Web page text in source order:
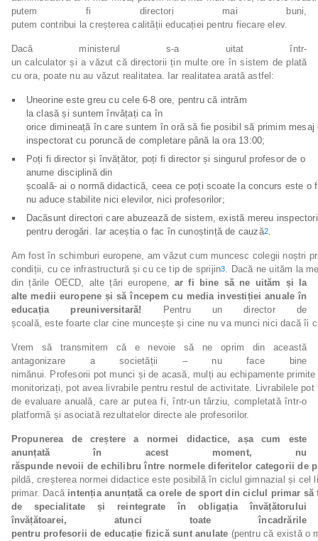
putem fi directori mai buni,
putem contribui la creșterea calității educației pentru fiecare elev.
Dacă ministerul s-a uitat într-
un calculator și a văzut că directorii țin multe ore în sistem de plată
cu ora, poate nu au văzut realitatea. Iar realitatea arată astfel:
Uneorine este greu cu cele 6-8 ore, pentru că intrăm
la clasă și suntem învățați ca în
orice dimineață în care suntem în oră să fie posibil să primim mesaj
inspectorat cu poruncă de completare până la ora 13:00;
Poți fi director și învățător, poți fi director și singurul profesor de o
anume disciplină din
școală- ai o normă didactică, ceea ce poți scoate la concurs este o
nu aduce stabilite nici elevilor, nici profesorilor;
Dacăsunt directori care abuzează de sistem, există mereu
pentru derogări. Iar aceștia o fac în cunoștință de cauză2.
Am fost în schimburi europene, am văzut cum muncesc colegii noștri
condiții, cu ce infrastructură și cu ce tip de sprijin3. Dacă ne uităm la
din țările OECD, alte țări europene, ar fi bine să ne uităm și
la
alte medii europene și să începem cu media investiției anuale în
educația preuniversitară!
Pentru un director de
școală, este foarte clar cine muncește și cine nu va munci nici dacă îi
Vrem să transmitem că e nevoie să ne oprim din această
antagonizare a societății – nu face bine
nimănui. Profesorii pot munci și de acasă, mulți au echipamente
monitorizați, pot avea livrabile pentru restul de activitate. Livrabilele
de evaluare anuală, care ar putea fi, într-un târziu, completată într-o
platformă și asociată rezultatelor directe ale profesorilor.
Propunerea de creștere a normei didactice, așa cum este
anunțată în acest moment, nu
răspunde nevoii de echilibru între normele diferitelor categorii de
pildă, creșterea normei didactice este posibilă în ciclul gimnazial și cel
primar. Dacă intenția anunțată ca orele de sport din ciclul primar să
de
specialitate și reintegrate în obligația
învățătorului
învățătoarei,
atunci toate
încadrările
pentru profesorii de educație fizică sunt anulate (pentru că există o